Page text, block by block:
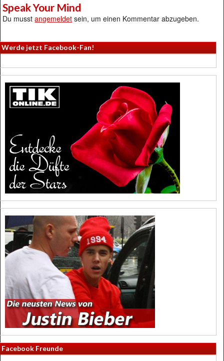
Speak Your Mind
Du musstangemeldet sein, um einen Kommentar abzugeben.
Werde jetzt Facebook-Fan!
Facebook Freunde